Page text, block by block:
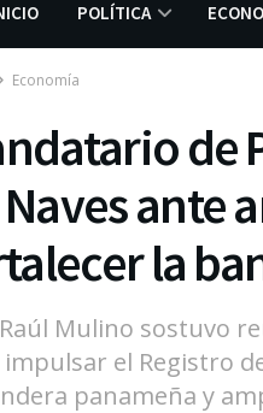
POLÍTICA
Economía
de
ante
la
Raúl Mulino sostuvo
el Registro
panameña y